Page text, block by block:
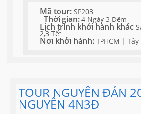
Mã tour: SP203
Thời gian: 4 Ngày 3 Đêm
Lịch trình khởi hành khác
2,3 Tết
Nơi khởi hành: TPHCM |
TOUR NGUYÊN ĐÁN
NGUYÊN 4N3Đ